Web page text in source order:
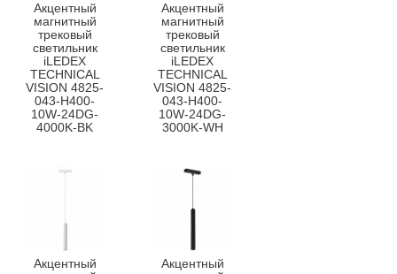
Акцентный
магнитный
трековый
светильник
iLEDEX
TECHNICAL
VISION 4825-
043-H400-
10W-24DG-
4000K-BK
Акцентный
магнитный
трековый
светильник
iLEDEX
TECHNICAL
VISION 4825-
043-H400-
10W-24DG-
3000K-WH
Акцентный
Акцентный